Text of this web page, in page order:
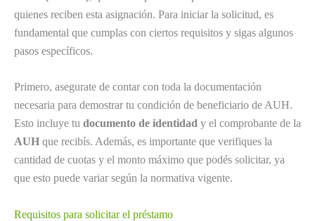
quienes reciben esta asignación. Para iniciar la solicitud, es
fundamental que cumplas con ciertos requisitos y sigas algunos
pasos específicos.
Primero, asegurate de contar con toda la documentación
necesaria para demostrar tu condición de beneficiario de AUH.
Esto incluye tu documento de identidad y el comprobante de la
AUH que recibís. Además, es importante que verifiques la
cantidad de cuotas y el monto máximo que podés solicitar, ya
que esto puede variar según la normativa vigente.
Requisitos para solicitar el préstamo